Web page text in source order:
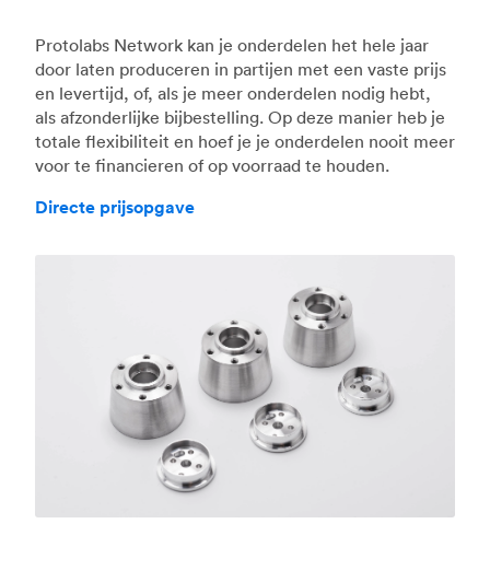
Protolabs Network kan je onderdelen het hele jaar
door laten produceren in partijen met een vaste prijs
en levertijd, of, als je meer onderdelen nodig hebt,
als afzonderlijke bijbestelling. Op deze manier heb je
totale flexibiliteit en hoef je je onderdelen nooit meer
voor te financieren of op voorraad te houden.
Directe prijsopgave